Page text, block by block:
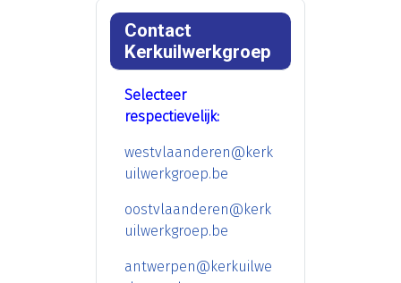
Contact
Kerkuilwerkgroep
Selecteer
respectievelijk:
westvlaanderen@kerk
uilwerkgroep.be
oostvlaanderen@kerk
uilwerkgroep.be
antwerpen@kerkuilwe